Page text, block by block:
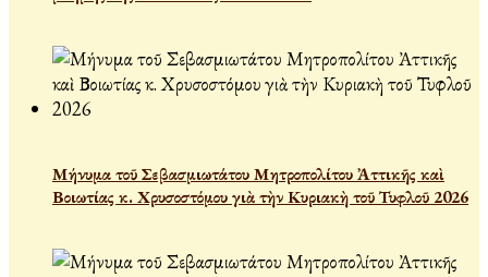
Μήνυμα τοῦ Σεβασμιωτάτου Μητροπολίτου Ἀττικῆς καὶ
Βοιωτίας κ. Χρυσοστόμου γιὰ τὴν Κυριακὴ τοῦ Τυφλοῦ 2026